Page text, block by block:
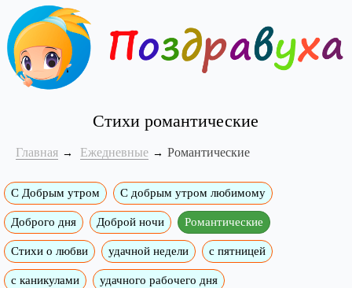
Стихи романтические
Главная Ежедневные Романтические
С Добрым утром C добрым утром любимому
Доброго дня Доброй ночи Романтические
Стихи о любви удачной недели c пятницей
с каникулами удачного рабочего дня